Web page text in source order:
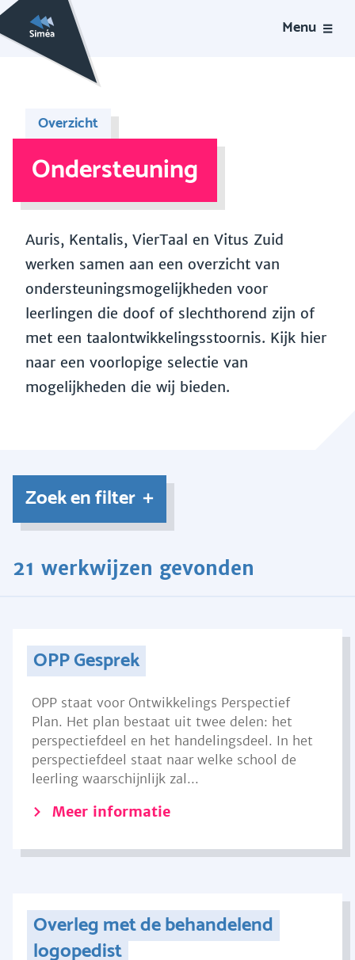
Menu
Overzicht
Ondersteuning
Auris, Kentalis, VierTaal en Vitus Zuid
werken samen aan een overzicht van
ondersteuningsmogelijkheden voor
leerlingen die doof of slechthorend zijn of
met een taalontwikkelingsstoornis. Kijk hier
naar een voorlopige selectie van
mogelijkheden die wij bieden.
Zoek en filter
21 werkwijzen gevonden
OPP Gesprek
OPP staat voor Ontwikkelings Perspectief
Plan. Het plan bestaat uit twee delen: het
perspectiefdeel en het handelingsdeel. In het
perspectiefdeel staat naar welke school de
leerling waarschijnlijk zal...
Meer informatie
Overleg met de behandelend
logopedist